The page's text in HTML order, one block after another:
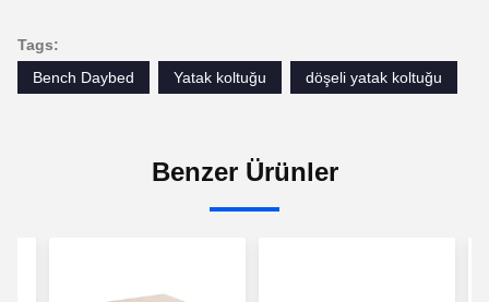
Tags:
Bench Daybed
Yatak koltuğu döşeli yatak koltuğu
Benzer Ürünler